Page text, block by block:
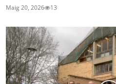
Maig 20, 2026 13